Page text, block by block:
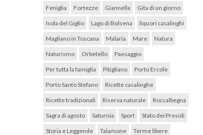
Feniglia Fortezze Giannella Gita di un giorno
Isola del Giglio Lago di Bolsena liquori casalinghi
Magliano in Toscana Malaria Mare Natura
Naturismo Orbetello Paesaggio
Per tutta la famiglia Pitigliano Porto Ercole
Porto Santo Stefano Ricette casalinghe
Ricette tradizionali Riserva naturale Roccalbegna
Sagra di agosto Saturnia Sport Stato dei Presidi
Storia e Leggende Talamone Terme libere